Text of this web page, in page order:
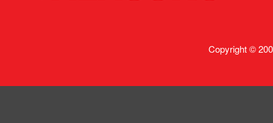
Copyright ©